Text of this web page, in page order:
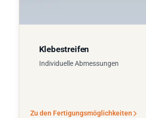
Klebestreifen
Individuelle Abmessungen
Zu den Fertigungsmöglichkeiten